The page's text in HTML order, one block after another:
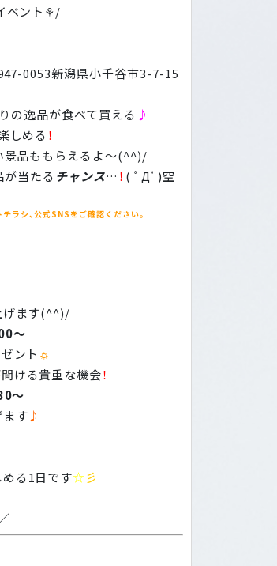
ベント⚘/
0053新潟県小千谷市3-7-15
の逸品が食べて買える ♪
しめる ！
景品ももらえるよ～(^^)/
が当たる チャンス… ！ ( ﾟДﾟ)空
ラシ、公式SNSをご確認ください。
げます(^^)/
～
ント ☼
ける貴重な機会！
～
ます♪
る1日です☆彡